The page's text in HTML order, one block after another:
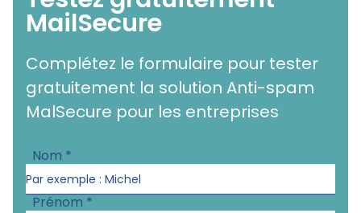
MailSecure
Complétez le formulaire pour tester
gratuitement la solution Anti-spam
MalSecure pour les entreprises
Nom *
Prénom *